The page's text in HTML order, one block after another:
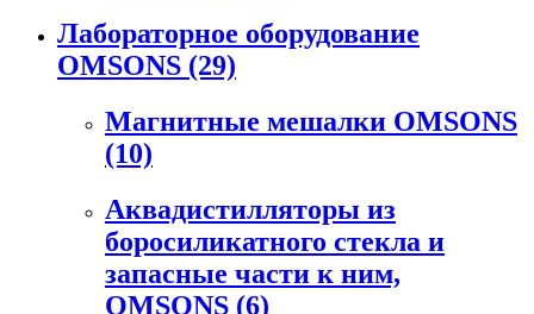
Лабораторное оборудование
OMSONS (29)
Магнитные мешалки OMSONS
(10)
Аквадистилляторы из
боросиликатного стекла и
запасные части к ним,
OMSONS (6)